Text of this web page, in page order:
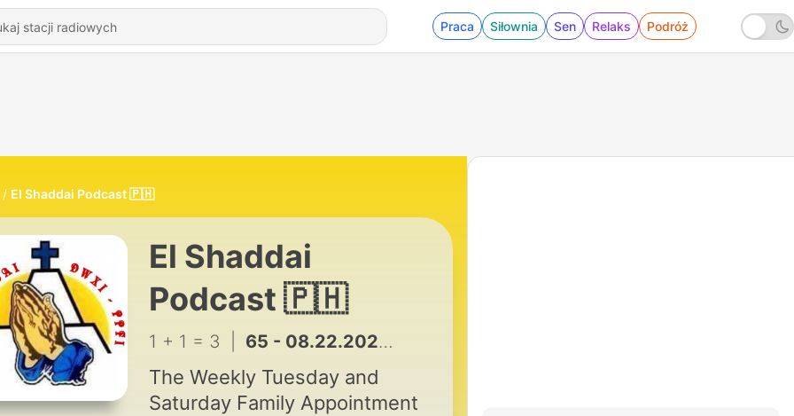
Praca Siłownia Sen Relaks Podróż
El Shaddai Podcast 🇵🇭
El Shaddai
Podcast 🇵🇭
1 + 1 = 3 65 - 08.22.2020 Bro Mike Healing Message
The Weekly Tuesday and
Saturday Family Appointment